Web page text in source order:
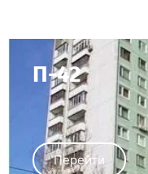
П-42
Перейти